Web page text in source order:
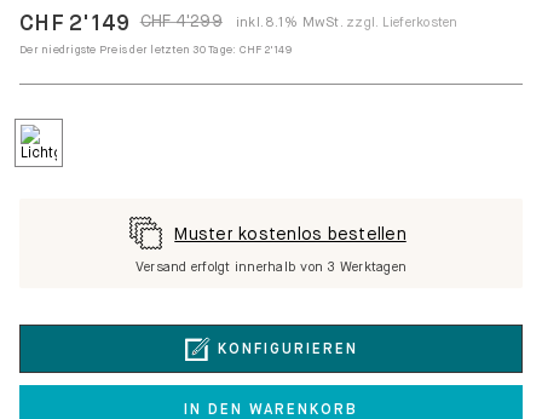
CHF 4'299
CHF 2'149 inkl. 8.1% MwSt. zzgl. Lieferkosten
Der niedrigste Preis der letzten 30 Tage: CHF 2'149
KONFIGURIEREN
IN DEN WARENKORB
Muster kostenlos bestellen
Versand erfolgt innerhalb von 3 Werktagen